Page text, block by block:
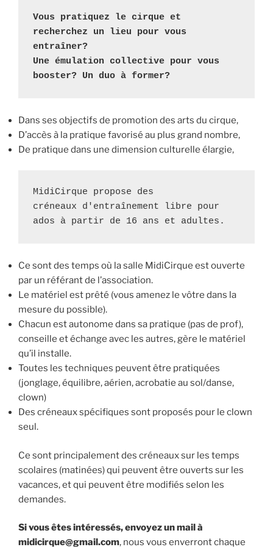
Vous pratiquez le cirque et
recherchez un lieu pour vous
entraîner?
Une émulation collective pour vous
booster? Un duo à former?
Dans ses objectifs de promotion des arts du cirque,
D’accès à la pratique favorisé au plus grand nombre,
De pratique dans une dimension culturelle élargie,
MidiCirque propose des
créneaux d'entraînement libre pour
ados à partir de 16 ans et adultes.
Ce sont des temps où la salle MidiCirque est ouverte
par un référant de l’association.
Le matériel est prêté (vous amenez le vôtre dans la
mesure du possible).
Chacun est autonome dans sa pratique (pas de prof),
conseille et échange avec les autres, gère le matériel
qu’il installe.
Toutes les techniques peuvent être pratiquées
(jonglage, équilibre, aérien, acrobatie au sol/danse,
clown)
Des créneaux spécifiques sont proposés pour le clown
seul.
Ce sont principalement des créneaux sur les temps
scolaires (matinées) qui peuvent être ouverts sur les
vacances, et qui peuvent être modifiés selon les
demandes.
Si vous êtes intéressés, envoyez un mail à
midicirque@gmail.com, nous vous enverront chaque